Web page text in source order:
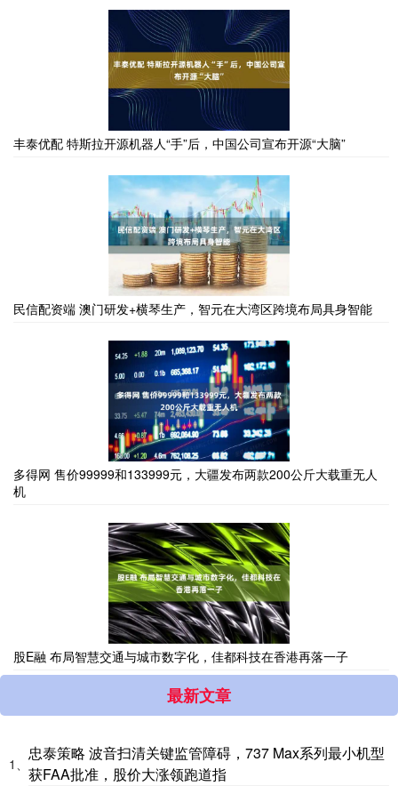
丰泰优配 特斯拉开源机器人“手”后，中国公司宣布开源“大脑”
民信配资端 澳门研发+横琴生产，智元在大湾区跨境布局具身智能
多得网 售价99999和133999元，大疆发布两款200公斤大载重无人
机
股E融 布局智慧交通与城市数字化，佳都科技在香港再落一子
最新文章
1、
忠泰策略 波音扫清关键监管障碍，737 Max系列最小机型
获FAA批准，股价大涨领跑道指